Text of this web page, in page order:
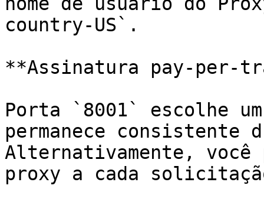
country-US`.
**Assinatura pay-per-
Porta `8001` escolhe
permanece consistente
Alternativamente,
proxy a cada